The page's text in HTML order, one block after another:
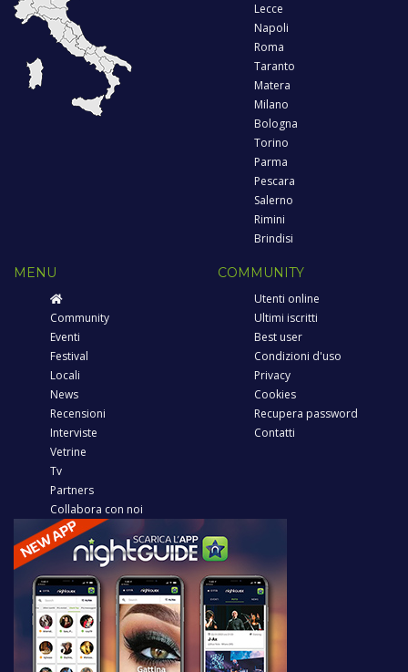
Lecce
Napoli
Roma
Taranto
Matera
Milano
Bologna
Torino
Parma
Pescara
Salerno
Rimini
Brindisi
MENU
Community
Eventi
Festival
Locali
News
Recensioni
Interviste
Vetrine
Tv
Partners
Collabora con noi
COMMUNITY
Utenti online
Ultimi iscritti
Best user
Condizioni d'uso
Privacy
Cookies
Recupera password
Contatti